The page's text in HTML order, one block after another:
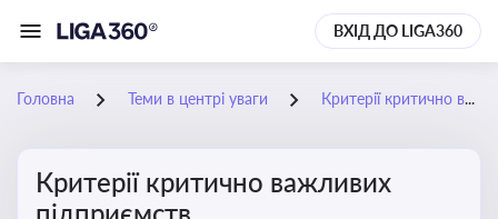
ВХІД ДО LIGA360
Головна Теми в центрі уваги Критерії критично важливих підприємств
Критерії критично важливих